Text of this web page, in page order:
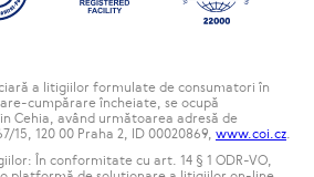
a litigiilor formulate de consumatori în
cumpărare încheiate, se ocupă
Cehia, având următoarea adresă de
15, 120 00 Praha 2, ID 00020869, www.coi.cz.
În conformitate cu art. 14 § 1 ODR-VO,